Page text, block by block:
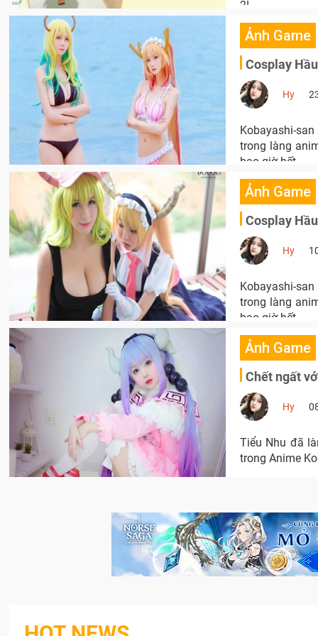
2!
Ảnh Game
Cosplay
Hy
Kobayashi-
trong làng
bao giờ hết.
Ảnh Game
Cosplay
Hy
Kobayashi-
trong làng
bao giờ hết.
Ảnh Game
Chết ngất
Hy
Tiểu Nhu đã
trong Anime